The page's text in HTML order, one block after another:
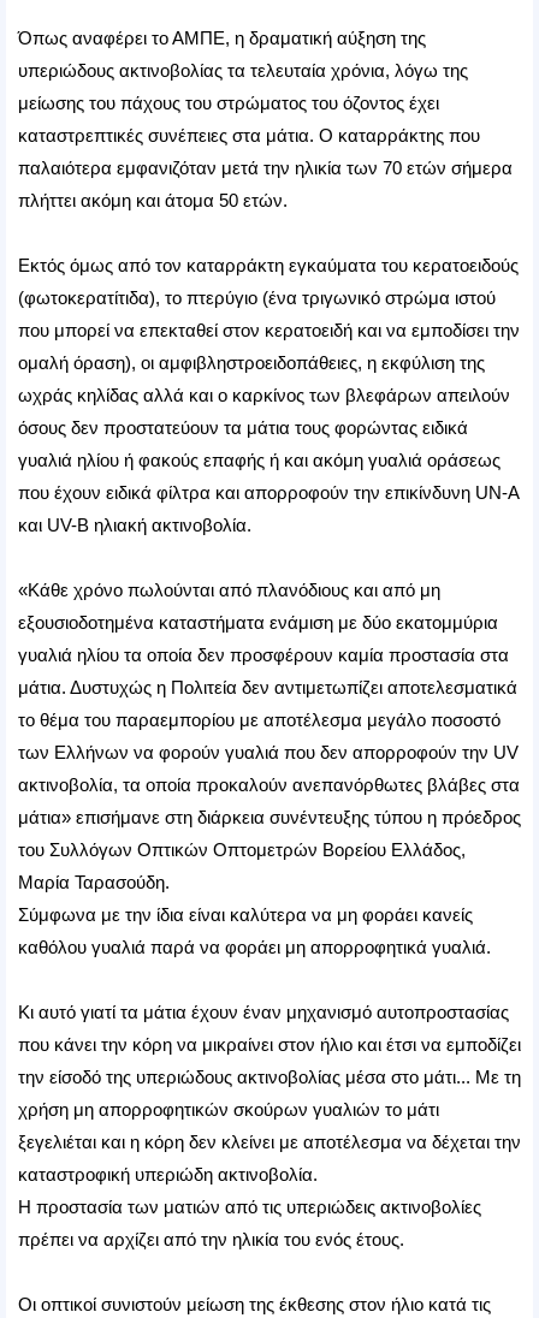
Όπως αναφέρει το ΑΜΠΕ, η δραματική αύξηση της
υπεριώδους ακτινοβολίας τα τελευταία χρόνια, λόγω της
μείωσης του πάχους του στρώματος του όζοντος έχει
καταστρεπτικές συνέπειες στα μάτια. Ο καταρράκτης που
παλαιότερα εμφανιζόταν μετά την ηλικία των 70 ετών σήμερα
πλήττει ακόμη και άτομα 50 ετών.
Εκτός όμως από τον καταρράκτη εγκαύματα του κερατοειδούς
(φωτοκερατίτιδα), το πτερύγιο (ένα τριγωνικό στρώμα ιστού
που μπορεί να επεκταθεί στον κερατοειδή και να εμποδίσει την
ομαλή όραση), οι αμφιβληστροειδοπάθειες, η εκφύλιση της
ωχράς κηλίδας αλλά και ο καρκίνος των βλεφάρων απειλούν
όσους δεν προστατεύουν τα μάτια τους φορώντας ειδικά
γυαλιά ηλίου ή φακούς επαφής ή και ακόμη γυαλιά οράσεως
που έχουν ειδικά φίλτρα και απορροφούν την επικίνδυνη UN-A
και UV-B ηλιακή ακτινοβολία.
«Κάθε χρόνο πωλούνται από πλανόδιους και από μη
εξουσιοδοτημένα καταστήματα ενάμιση με δύο εκατομμύρια
γυαλιά ηλίου τα οποία δεν προσφέρουν καμία προστασία στα
μάτια. Δυστυχώς η Πολιτεία δεν αντιμετωπίζει αποτελεσματικά
το θέμα του παραεμπορίου με αποτέλεσμα μεγάλο ποσοστό
των Ελλήνων να φορούν γυαλιά που δεν απορροφούν την UV
ακτινοβολία, τα οποία προκαλούν ανεπανόρθωτες βλάβες στα
μάτια» επισήμανε στη διάρκεια συνέντευξης τύπου η πρόεδρος
του Συλλόγων Οπτικών Οπτομετρών Βορείου Ελλάδος,
Μαρία Ταρασούδη.
Σύμφωνα με την ίδια είναι καλύτερα να μη φοράει κανείς
καθόλου γυαλιά παρά να φοράει μη απορροφητικά γυαλιά.
Κι αυτό γιατί τα μάτια έχουν έναν μηχανισμό αυτοπροστασίας
που κάνει την κόρη να μικραίνει στον ήλιο και έτσι να εμποδίζει
την είσοδό της υπεριώδους ακτινοβολίας μέσα στο μάτι... Με τη
χρήση μη απορροφητικών σκούρων γυαλιών το μάτι
ξεγελιέται και η κόρη δεν κλείνει με αποτέλεσμα να δέχεται την
καταστροφική υπεριώδη ακτινοβολία.
Η προστασία των ματιών από τις υπεριώδεις ακτινοβολίες
πρέπει να αρχίζει από την ηλικία του ενός έτους.
Οι οπτικοί συνιστούν μείωση της έκθεσης στον ήλιο κατά τις